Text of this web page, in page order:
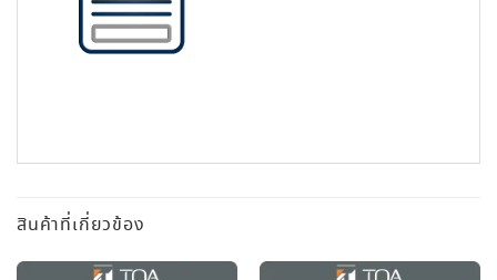
สินค้าที่เกี่ยวข้อง